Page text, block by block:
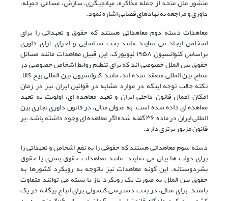
منشور ملل متحد از جمله مذاکره، میانجیگری، سازش، مساعی جمیله،
داوری و مراجعه به نهادهای قضایی اشاره نمود.
معاهدات دسته دوم معاهداتی هستند که حقوق و تعهداتی را برای
اشخاص ایجاد می نمایند مانند بحث شناسایی و اجرای آرای داوری
براساس کنوانسیون ۱۹۵۸ نیویورک. این قبیل معاهدات مانند مسائل
حقوق بین الملل خصوصی اند که برای تنظیم روابط اشخاص خصوصی در
سطح بین المللی منعقد شده اند، مانند کنوانسیون بین المللی بیع کالا.
نکته جالب توجه اینکه در موارد مشابه در قوانین ایران نیز در زمان
امکان اعمال قانون داخلی ایران و تعهد معاهده ای، اولویت به تعهد
معاهده ای داده شده است. به عنوان مثال، در قانون داوری تجاری بین
المللی ایران در ماده ۳۶ گفته شده اگر معاهده ای وجود داشته باشد، بر
قانون مزبور برتری دارد.
دسته سوم معاهداتی هستند که حقوقی را به نفع اشخاص و تعهداتی را
برای دولت ها بیان می نمایند؛ مانند معاهدات حقوق بشری یا حقوق
بشردوستانه. این گونه معاهدات نیز باتوجه به رویکرد کشورها به
حقوق بین الملل به صورت یک رویکرد باز یا بسته می توانند متفاوت
باشند. برای مثال، در بحث دسترسی کنسولی برای اتباع بیگانه در یک